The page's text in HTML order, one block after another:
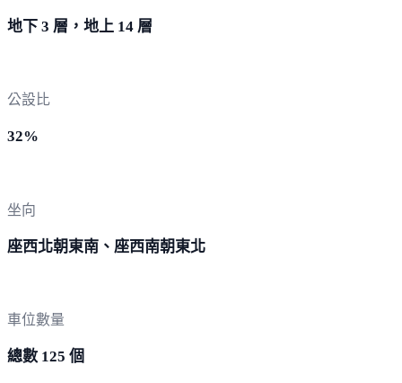
地下 3 層，地上 14 層
公設比
32%
坐向
座西北朝東南、座西南朝東北
車位數量
總數 125 個